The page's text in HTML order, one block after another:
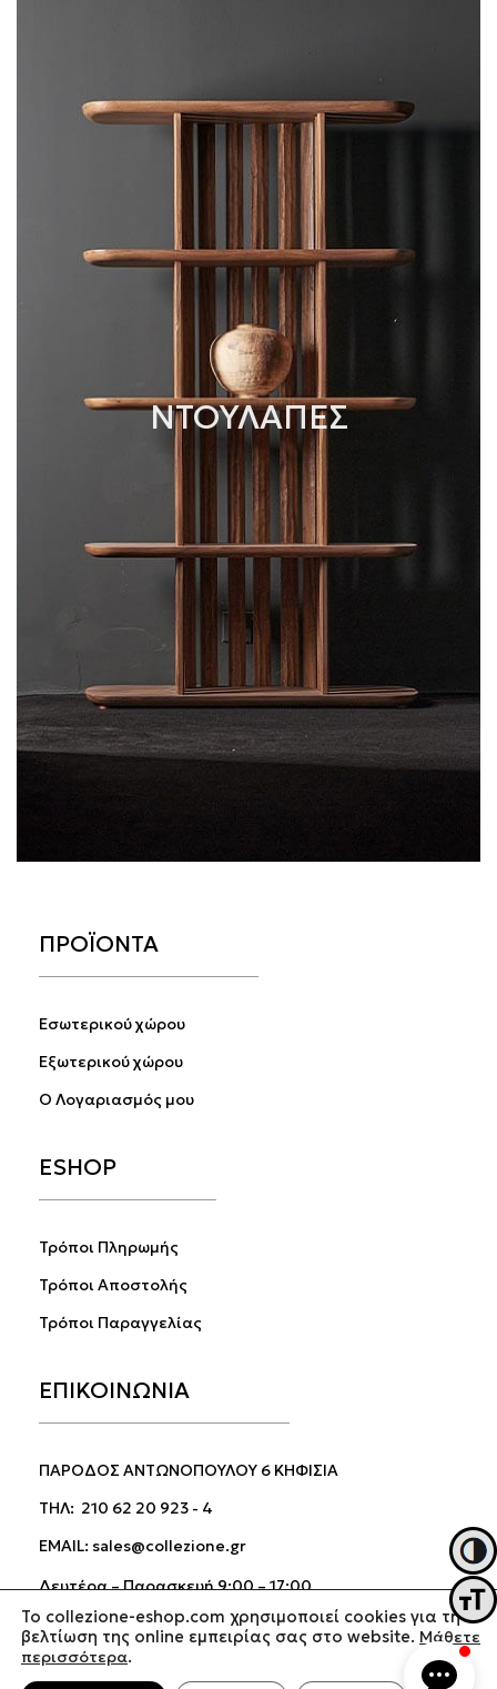
ΝΤΟΥΛΑΠΕΣ
ΠΡΟΪΟΝΤΑ
Εσωτερικού χώρου
Εξωτερικού χώρου
Ο Λογαριασμός μου
ESHOP
Τρόποι Πληρωμής
Τρόποι Αποστολής
Τρόποι Παραγγελίας
ΕΠΙΚΟΙΝΩΝΙΑ
ΠΑΡΟΔΟΣ ΑΝΤΩΝΟΠΟΥΛΟΥ 6 ΚΗΦΙΣΙΑ
ΤΗΛ: 210 62 20 923 - 4
EMAIL: sales@collezione.gr
Δευτέρα – Παρασκευή 9:00 – 17:00
Σάββατο 9:00 – 15:00
To collezione-eshop.com χρησιμοποιεί cookies για τη
βελτίωση της online εμπειρίας σας στο website. Μάθετε
περισσότερα.